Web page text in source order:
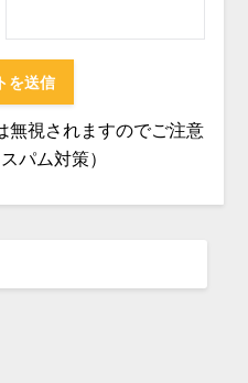
無視されますのでご注意
パム対策）